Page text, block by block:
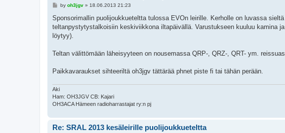
P
s
by oh3jgv» 18.06.2013 21:23
Sponsorimallin puolijoukkueteltta tulossa EVOn leirille. Kerholle on luvassa
teltanpystytystalkoisiin keskiviikkona iltapäivällä. Varustukseen kuuluu kamina
löytyy).
Teltan välittömään läheisyyteen on nousemassa QRP-, QRZ-, QRT- ym.
Paikkavaraukset sihteeriltä oh3jgv tättärää phnet piste fi tai tähän perään.
Aki
Ham: OH3JGV CB: Kajari
OH3ACA Hämeen radioharrastajat ry:n pj
Re: SRAL 2013 kesäleirille puolijoukkueteltta